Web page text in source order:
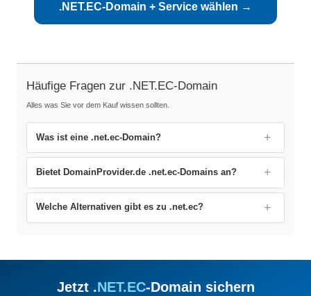
.NET.EC-Domain + Service wählen →
Häufige Fragen zur .NET.EC-Domain
Alles was Sie vor dem Kauf wissen sollten.
Was ist eine .net.ec-Domain?
Bietet DomainProvider.de .net.ec-Domains an?
Welche Alternativen gibt es zu .net.ec?
Jetzt .NET.EC-Domain sichern